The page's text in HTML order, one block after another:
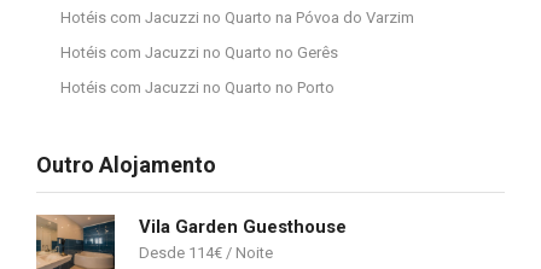
Hotéis com Jacuzzi no Quarto na Póvoa do Varzim
Hotéis com Jacuzzi no Quarto no Gerês
Hotéis com Jacuzzi no Quarto no Porto
Outro Alojamento
Vila Garden Guesthouse
114€